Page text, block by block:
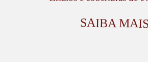
SAIBA MAIS